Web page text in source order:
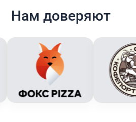
Нам доверяют